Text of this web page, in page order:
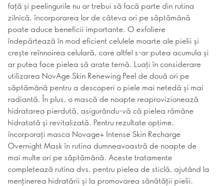
față și peelingurile nu ar trebui să facă parte din rutina
zilnică, încorporarea lor de câteva ori pe săptămână
poate aduce beneficii importante. O exfoliere
îndepărtează în mod eficient celulele moarte ale pielii și
crește reînnoirea celulară, care altfel s-ar putea acumula și
ar putea face pielea să arate ternă. Luați în considerare
utilizarea NovAge Skin Renewing Peel de două ori pe
săptămână pentru a descoperi o piele mai netedă și mai
radiantă. În plus, o mască de noapte reaprovizionează
hidratarea pierdută, asigurându-vă că pielea rămâne
hidratată și revitalizată. Pentru rezultate optime,
încorporați masca Novage+ Intense Skin Recharge
Overnight Mask în rutina dumneavoastră de noapte de
mai multe ori pe săptămână. Aceste tratamente
completează rutina dvs. pentru pielea de sticlă, ajutând la
menținerea hidratării și la promovarea sănătății pielii.